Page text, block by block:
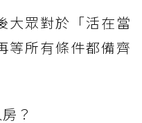
大眾對於「活在當
等所有條件都備齊
？